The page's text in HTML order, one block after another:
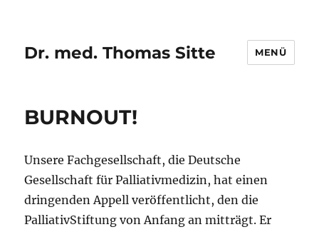
Dr. med. Thomas Sitte MENÜ
BURNOUT!
Unsere Fachgesellschaft, die Deutsche
Gesellschaft für Palliativmedizin, hat einen
dringenden Appell veröffentlicht, den die
PalliativStiftung von Anfang an mitträgt. Er